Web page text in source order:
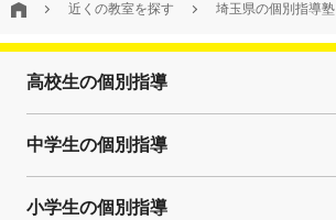
近くの教室を探す 埼玉県の個別指導塾
高校生の個別指導
中学生の個別指導
小学生の個別指導